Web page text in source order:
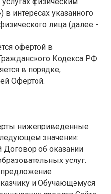
) в интересах указанного
лица (далее -
офертой в
Кодекса РФ.
в порядке,
Офертой.
нижеприведенные
значении:
Договор об оказании
услуг.
и Обучающемуся